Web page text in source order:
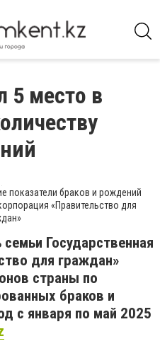
5 место в
показатели браков и рождений
«Правительство для
Государственная
для граждан»
страны по
браков и
с января по май 2025